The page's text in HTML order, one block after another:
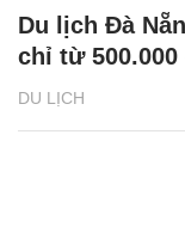
DU LỊCH
Du lịch Đà
chỉ từ 500.000